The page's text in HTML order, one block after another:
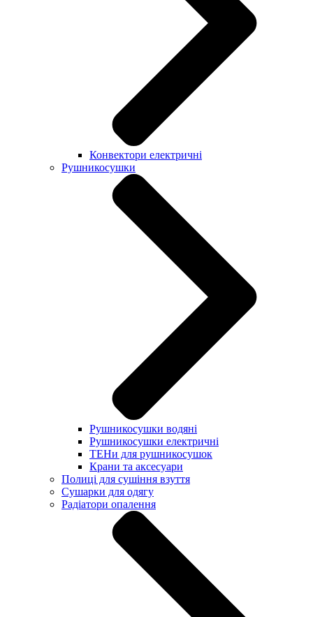
Конвектори електричні
Рушникосушки
Рушникосушки водяні
Рушникосушки електричні
ТЕНи для рушникосушок
Крани та аксесуари
Полиці для сушіння взуття
Сушарки для одягу
Радіатори опалення